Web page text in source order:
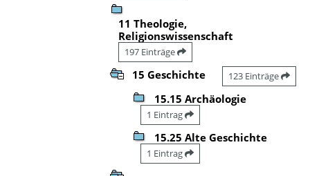
11 Theologie,
Religionswissenschaft
197 Einträge
15 Geschichte 123 Einträge
15.15 Archäologie
1 Eintrag
15.25 Alte Geschichte
1 Eintrag